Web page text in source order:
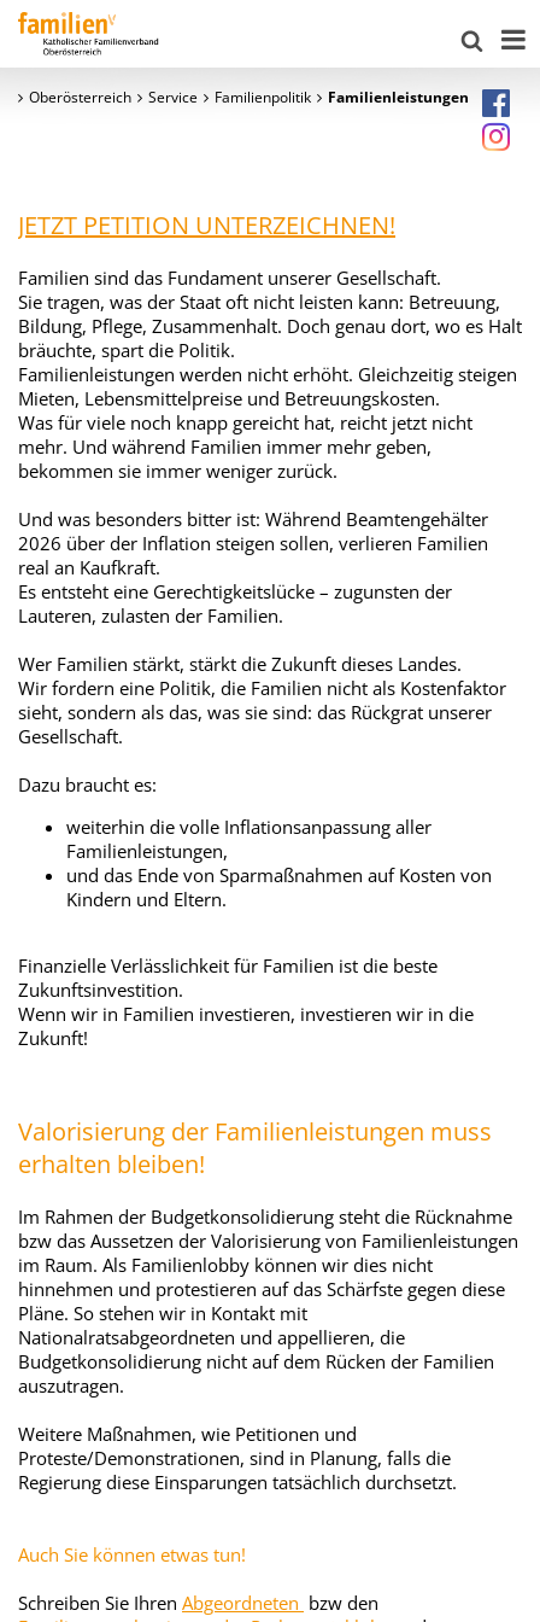
Oberösterreich Service Familienpolitik Familienleistungen
JETZT PETITION UNTERZEICHNEN!
Familien sind das Fundament unserer Gesellschaft.
Sie tragen, was der Staat oft nicht leisten kann: Betreuung,
Bildung, Pflege, Zusammenhalt. Doch genau dort, wo es Halt
bräuchte, spart die Politik.
Familienleistungen werden nicht erhöht. Gleichzeitig steigen
Mieten, Lebensmittelpreise und Betreuungskosten.
Was für viele noch knapp gereicht hat, reicht jetzt nicht
mehr. Und während Familien immer mehr geben,
bekommen sie immer weniger zurück.
Und was besonders bitter ist: Während Beamtengehälter
2026 über der Inflation steigen sollen, verlieren Familien
real an Kaufkraft.
Es entsteht eine Gerechtigkeitslücke – zugunsten der
Lauteren, zulasten der Familien.
Wer Familien stärkt, stärkt die Zukunft dieses Landes.
Wir fordern eine Politik, die Familien nicht als Kostenfaktor
sieht, sondern als das, was sie sind: das Rückgrat unserer
Gesellschaft.
Dazu braucht es:
weiterhin die volle Inflationsanpassung aller
Familienleistungen,
und das Ende von Sparmaßnahmen auf Kosten von
Kindern und Eltern.
Finanzielle Verlässlichkeit für Familien ist die beste
Zukunftsinvestition.
Wenn wir in Familien investieren, investieren wir in die
Zukunft!
Valorisierung der Familienleistungen muss
erhalten bleiben!
Im Rahmen der Budgetkonsolidierung steht die Rücknahme
bzw das Aussetzen der Valorisierung von Familienleistungen
im Raum. Als Familienlobby können wir dies nicht
hinnehmen und protestieren auf das Schärfste gegen diese
Pläne. So stehen wir in Kontakt mit
Nationalratsabgeordneten und appellieren, die
Budgetkonsolidierung nicht auf dem Rücken der Familien
auszutragen.
Weitere Maßnahmen, wie Petitionen und
Proteste/Demonstrationen, sind in Planung, falls die
Regierung diese Einsparungen tatsächlich durchsetzt.
Auch Sie können etwas tun!
Schreiben Sie Ihren Abgeordneten bzw den